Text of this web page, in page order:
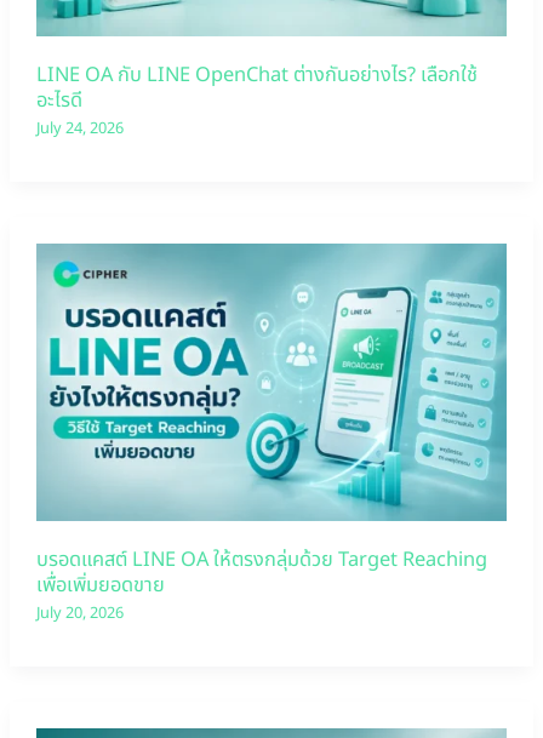
LINE OA กับ LINE OpenChat ต่างกันอย่างไร? เลือกใช้
อะไรดี
July 24, 2026
บรอดแคสต์ LINE OA ให้ตรงกลุ่มด้วย Target Reaching
เพื่อเพิ่มยอดขาย
July 20, 2026